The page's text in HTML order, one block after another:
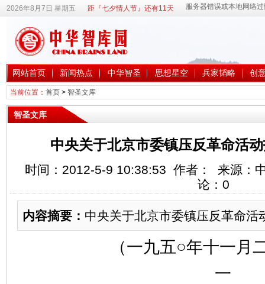
2026年8月7日 星期五 距『七夕情人节』还有11天
网站首页 新闻热点 中华智圣 思想星空 兵家韬略 创
当前位置： 首页> 智圣文库
智圣文库
中央关于北京市委镇压反革命活
时间：2012-5-9 10:38:53 作者： 来源：
论： 0
内容摘要： 中央关于北京市委镇压反革命活
（一九五○年十一月
一